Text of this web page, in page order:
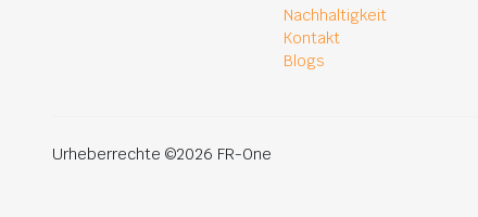
Nachhaltigkeit
Kontakt
Blogs
Urheberrechte ©2026 FR-One